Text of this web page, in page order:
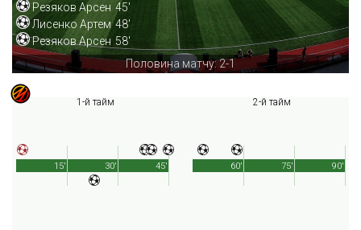
Резяков Арсен 45'
Лисенко Артем 48'
Резяков Арсен 58'
Половина матчу: 2-1
1-й тайм
45'
15' 30'
2-й тайм
90'
60' 75'